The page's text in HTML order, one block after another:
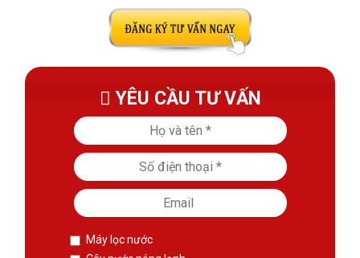
YÊU CẦU TƯ VẤN
Máy lọc nước